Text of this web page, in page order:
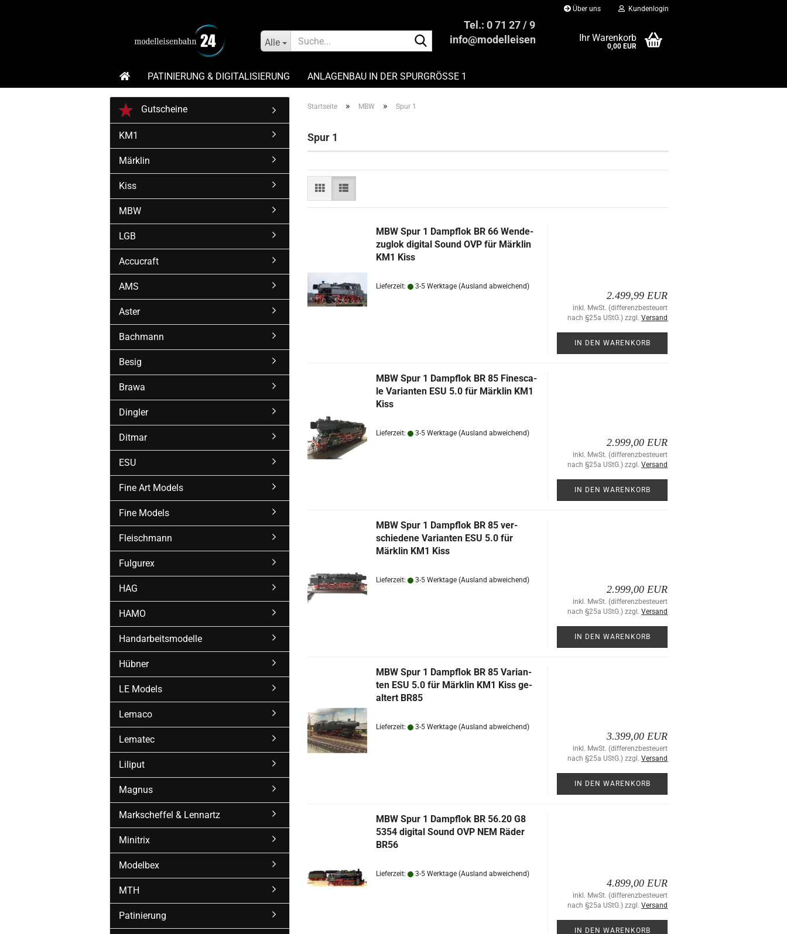
Über uns Kundenlogin
Alle
Suche...
Tel.: 0 71 27 / 949 88 21
info@modelleisenbahn24.netIhr Warenkorb
0,00 EUR
PATINIERUNG & DIGITALISIERUNG ANLAGENBAU IN DER SPURGRÖSSE 1
MODELLBAHN ANKAUF – MODELLEISENBAHN FAIR UND PROFESSIONELL VERKAUFEN
Startseite » MBW » Spur 1
Spur 1
MBW Spur 1 Dampf­lok BR 66 Wen­de­
zug­lok di­gi­tal Sound OVP für Märk­lin
KM1 Kiss
Lieferzeit: 3-5 Werktage (Ausland abweichend)
2.499,99 EUR
inkl. MwSt. (differenzbesteuert
nach §25a UStG.) zzgl.Versand
IN DEN WARENKORB
MBW Spur 1 Dampf­lok BR 85 Fi­nes­ca­
le Va­ri­an­ten ESU 5.0 für Märk­lin KM1
Kiss
Lieferzeit: 3-5 Werktage (Ausland abweichend)
2.999,00 EUR
inkl. MwSt. (differenzbesteuert
nach §25a UStG.) zzgl.Versand
IN DEN WARENKORB
MBW Spur 1 Dampf­lok BR 85 ver­
schie­de­ne Va­ri­an­ten ESU 5.0 für
Märk­lin KM1 Kiss
Lieferzeit: 3-5 Werktage (Ausland abweichend)
2.999,00 EUR
inkl. MwSt. (differenzbesteuert
nach §25a UStG.) zzgl.Versand
IN DEN WARENKORB
MBW Spur 1 Dampf­lok BR 85 Va­ri­an­
ten ESU 5.0 für Märk­lin KM1 Kiss ge­
al­tert BR85
Lieferzeit: 3-5 Werktage (Ausland abweichend)
3.399,00 EUR
inkl. MwSt. (differenzbesteuert
nach §25a UStG.) zzgl.Versand
IN DEN WARENKORB
MBW Spur 1 Dampf­lok BR 56.20 G8
5354 di­gi­tal Sound OVP NEM Räder
BR56
Lieferzeit: 3-5 Werktage (Ausland abweichend)
4.899,00 EUR
inkl. MwSt. (differenzbesteuert
nach §25a UStG.) zzgl.Versand
IN DEN WARENKORB
Gutscheine
KM1
Märklin
Kiss
MBW
LGB
Accucraft
AMS
Aster
Bachmann
Besig
Brawa
Dingler
Ditmar
ESU
Fine Art Models
Fine Models
Fleischmann
Fulgurex
HAG
HAMO
Handarbeitsmodelle
Hübner
LE Models
Lemaco
Lematec
Liliput
Magnus
Markscheffel & Lennartz
Minitrix
Modelbex
MTH
Patinierung